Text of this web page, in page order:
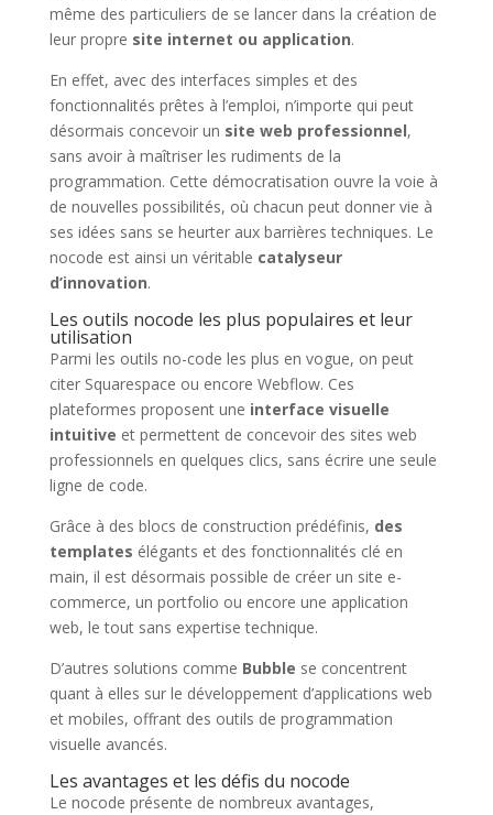
même des particuliers de se lancer dans la création de
leur propre site internet ou application.
En effet, avec des interfaces simples et des
fonctionnalités prêtes à l’emploi, n’importe qui peut
désormais concevoir un site web professionnel,
sans avoir à maîtriser les rudiments de la
programmation. Cette démocratisation ouvre la voie à
de nouvelles possibilités, où chacun peut donner vie à
ses idées sans se heurter aux barrières techniques. Le
nocode est ainsi un véritable catalyseur
d’innovation.
Les outils nocode les plus populaires et leur
utilisation
Parmi les outils no-code les plus en vogue, on peut
citer Squarespace ou encore Webflow. Ces
plateformes proposent une interface visuelle
intuitive et permettent de concevoir des sites web
professionnels en quelques clics, sans écrire une seule
ligne de code.
Grâce à des blocs de construction prédéfinis, des
templates élégants et des fonctionnalités clé en
main, il est désormais possible de créer un site e-
commerce, un portfolio ou encore une application
web, le tout sans expertise technique.
D’autres solutions comme Bubble se concentrent
quant à elles sur le développement d’applications web
et mobiles, offrant des outils de programmation
visuelle avancés.
Les avantages et les défis du nocode
Le nocode présente de nombreux avantages,